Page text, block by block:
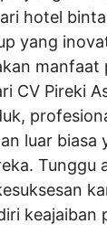
hotel
yang
manfaat
CV Pireki
luar biasa
Tunggu
keajaiban